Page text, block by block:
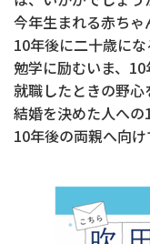
今年生まれる赤ちゃ
10年後に二十歳に
勉学に励むいま、
就職したときの野心
結婚を決めた人への
10年後の両親へ向
三宅